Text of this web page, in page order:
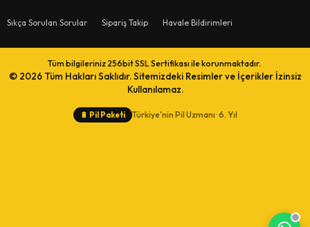
Sıkça Sorulan Sorular Sipariş Takip Havale Bildirimleri
Tüm bilgileriniz 256bit SSL Sertifikası ile korunmaktadır.
© 2026 Tüm Hakları Saklıdır. Sitemizdeki Resimler ve İçerikler İzinsiz
Kullanılamaz.
🔋 Pil Paketi Türkiye'nin Pil Uzmanı · 6. Yıl